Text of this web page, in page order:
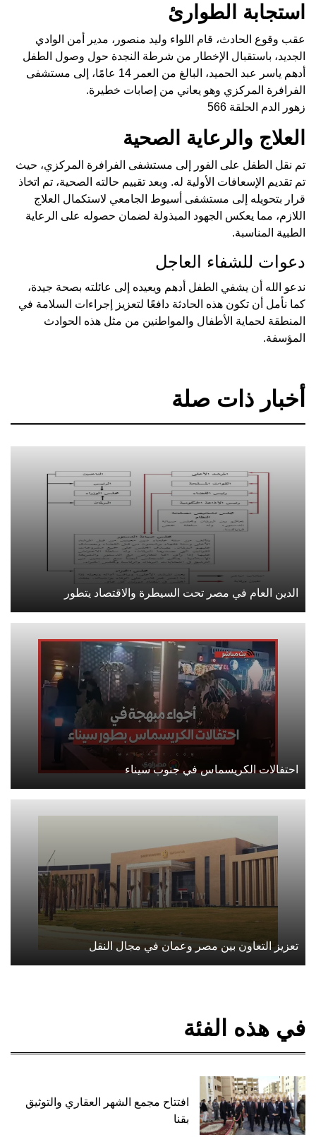
استجابة الطوارئ
عقب وقوع الحادث، قام اللواء وليد منصور، مدير أمن الوادي
الجديد، باستقبال الإخطار من شرطة النجدة حول وصول الطفل
أدهم ياسر عبد الحميد، البالغ من العمر 14 عامًا، إلى مستشفى
الفرافرة المركزي وهو يعاني من إصابات خطيرة.
زهور الدم الحلقة 566
العلاج والرعاية الصحية
تم نقل الطفل على الفور إلى مستشفى الفرافرة المركزي، حيث
تم تقديم الإسعافات الأولية له. وبعد تقييم حالته الصحية، تم اتخاذ
قرار بتحويله إلى مستشفى أسيوط الجامعي لاستكمال العلاج
اللازم، مما يعكس الجهود المبذولة لضمان حصوله على الرعاية
الطبية المناسبة.
دعوات للشفاء العاجل
ندعو الله أن يشفي الطفل أدهم ويعيده إلى عائلته بصحة جيدة،
كما نأمل أن تكون هذه الحادثة دافعًا لتعزيز إجراءات السلامة في
المنطقة لحماية الأطفال والمواطنين من مثل هذه الحوادث
المؤسفة.
أخبار ذات صلة
الدين العام في مصر تحت السيطرة والاقتصاد يتطور
احتفالات الكريسماس في جنوب سيناء
تعزيز التعاون بين مصر وعمان في مجال النقل
في هذه الفئة
افتتاح مجمع الشهر العقاري والتوثيق
بقنا